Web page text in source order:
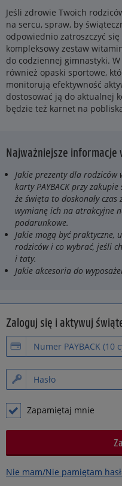
Jeśli zdrowie Twoich
na sercu, spraw, by
odpowiednio zatroszczyć
kompleksowy zestaw
do codziennej gimnastyki.
również opaski sportowe,
monitorują efektywność
dostosować ją do aktualnej
będzie też karnet na
Najważniejsze informacje
Jakie prezenty dla
karty PAYBACK przy
że święta to doskonały
wymianę ich na atrakcyjne
podarunkowe.
Jakie mogą być
rodziców i co wybrać, jeśli
i taty.
Jakie akcesoria do
Zaloguj się i aktywuj
Zapamiętaj mnie
Nie mam/Nie pamiętam